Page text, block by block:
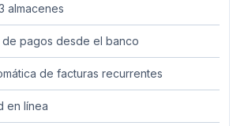
almacenes
de pagos desde el banco
de facturas recurrentes
en línea